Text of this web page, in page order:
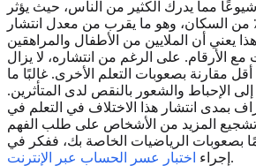
شيوعًا مما يدرك الكثير من الناس، حيث يؤثر
ما يقدر بـ 5-7٪ من السكان، وهو ما يقرب من معدل انتشار
يعني أن الملايين من الأطفال والمراهقين
مع الأرقام. على الرغم من انتشاره، لا يزال
مقارنة بصعوبات التعلم الأخرى. غالبًا ما
الإحباط والشعور بالنقص لدى المتأثرين.
بمدى انتشار هذا الاختلاف في التعلم في
المزيد من الأشخاص على طلب الفهم
بصعوبات الرياضيات الخاصة بك، ففكر في
إجراء اختبار عسر الحساب عبر الإنترنت .